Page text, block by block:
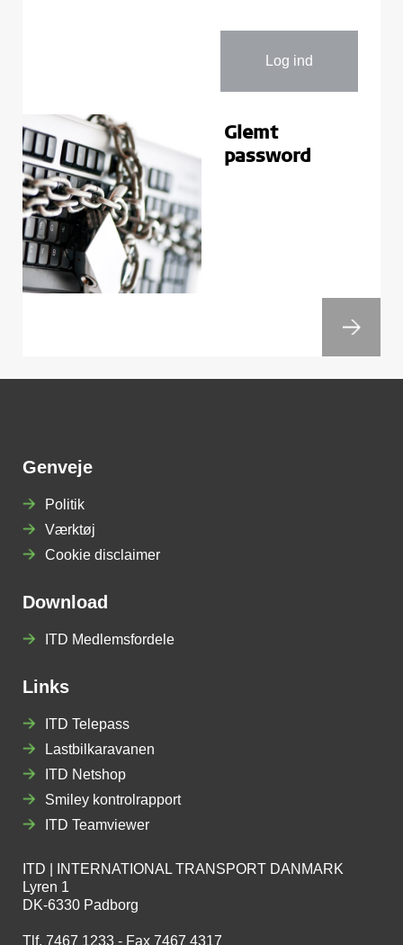
Glemt
password
Genveje
Politik
Værktøj
Cookie disclaimer
Download
ITD Medlemsfordele
Links
ITD Telepass
Lastbilkaravanen
ITD Netshop
Smiley kontrolrapport
ITD Teamviewer
ITD | INTERNATIONAL TRANSPORT DANMARK
Lyren 1
DK-6330 Padborg
Tlf. 7467 1233 - Fax 7467 4317